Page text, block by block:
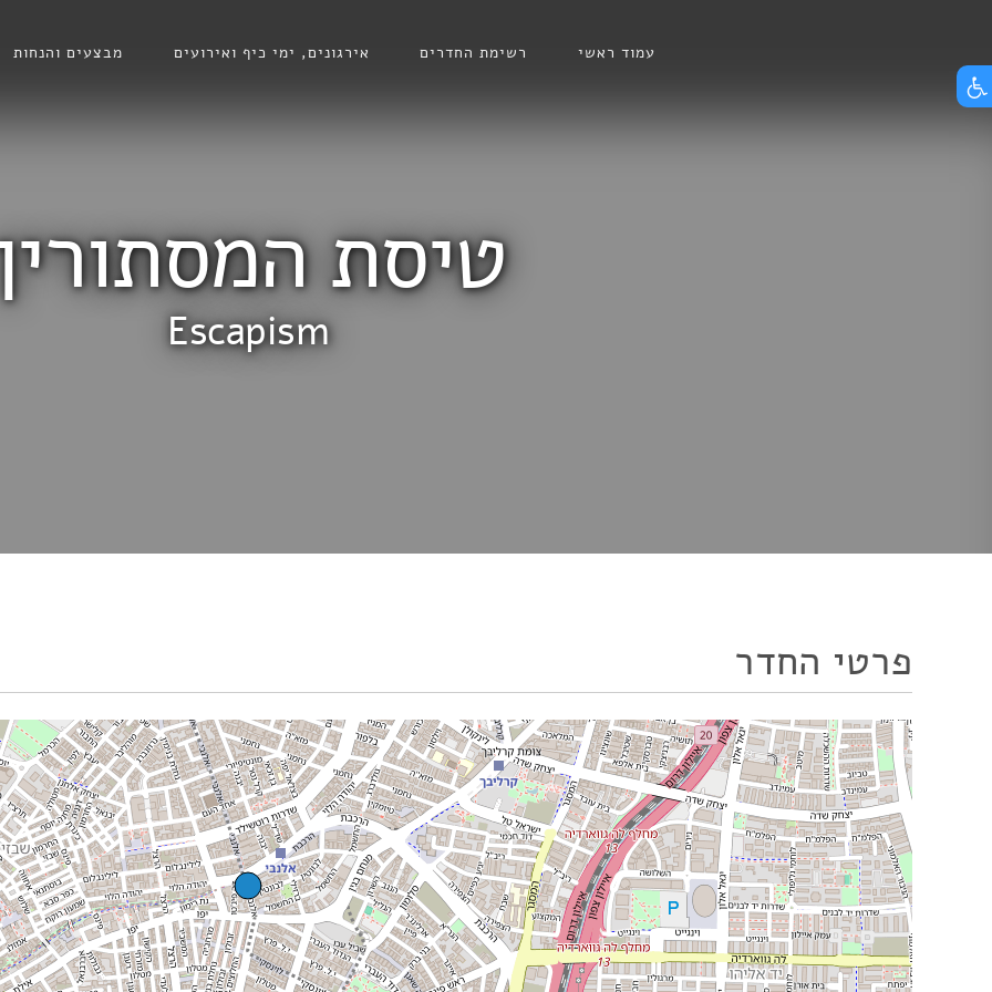
content
טיסת
Escapism
עמוד ראשי רשימת החדרים אירגונים, ימי כיף ואירועים מבצעים והנחות
פרטי החדר